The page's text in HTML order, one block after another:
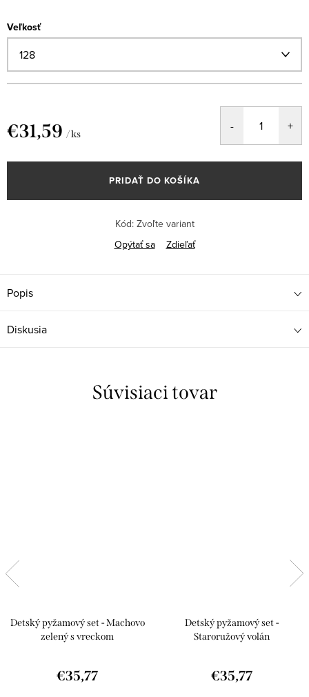
Veľkosť
€31,59 / ks
cena:
PRIDAŤ DO KOŠÍKA
Kód: Zvoľte variant
Opýtať sa
Zdieľať
Popis
Diskusia
Súvisiaci tovar
Detský pyžamový set - Machovo
zelený s vreckom
€35,77
Detský pyžamový set -
Staroružový volán
€35,77